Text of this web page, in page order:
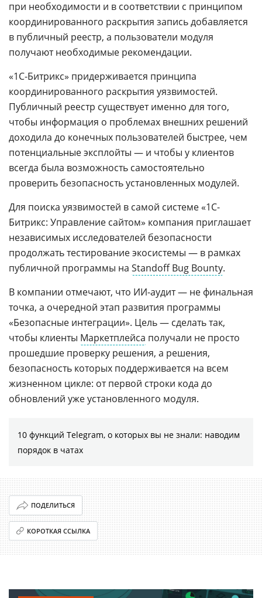
при необходимости и в соответствии с принципом
координированного раскрытия запись добавляется
в публичный реестр, а пользователи модуля
получают необходимые рекомендации.
«1С-Битрикс» придерживается принципа
координированного раскрытия уязвимостей.
Публичный реестр существует именно для того,
чтобы информация о проблемах внешних решений
доходила до конечных пользователей быстрее, чем
потенциальные эксплойты — и чтобы у клиентов
всегда была возможность самостоятельно
проверить безопасность установленных модулей.
Для поиска уязвимостей в самой системе «1С-
Битрикс: Управление сайтом» компания приглашает
независимых исследователей безопасности
продолжать тестирование экосистемы — в рамках
публичной программы на Standoff Bug Bounty.
В компании отмечают, что ИИ-аудит — не финальная
точка, а очередной этап развития программы
«Безопасные интеграции». Цель — сделать так,
чтобы клиенты Маркетплейса получали не просто
прошедшие проверку решения, а решения,
безопасность которых поддерживается на всем
жизненном цикле: от первой строки кода до
обновлений уже установленного модуля.
10 функций Telegram, о которых вы не знали: наводим
порядок в чатах
ПОДЕЛИТЬСЯ
КОРОТКАЯ ССЫЛКА